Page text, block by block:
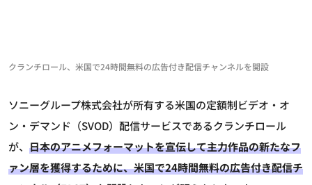
クランチロール、米国で24時間無料の広告付き配信チャンネルを開設
ソニーグループ株式会社が所有する米国の定額制ビデオ・オ
ン・デマンド（SVOD）配信サービスであるクランチロール
が、 日本のアニメフォーマットを宣伝して主力作品の新たなフ
ァン層を獲得するために、米国で24時間無料の広告付き配信チ